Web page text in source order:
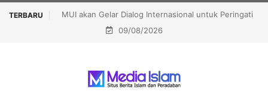
TERBARU
Dialog Internasional untuk Peringati
Bupati Aceh Besar Harap
09/08/2026